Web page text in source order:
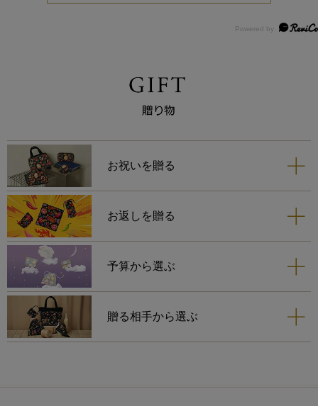
て、ネイビーとはまた違う可愛
迎えいたしました。
ますね。
ポーチを購入しておりますの
す。
お祝いを贈る
お返しを贈る
予算から選ぶ
贈る相手から選ぶ